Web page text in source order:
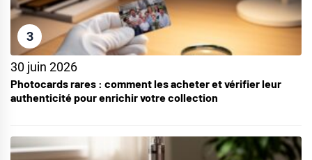
3
30 juin 2026
Photocards rares : comment les acheter et vérifier leur
authenticité pour enrichir votre collection